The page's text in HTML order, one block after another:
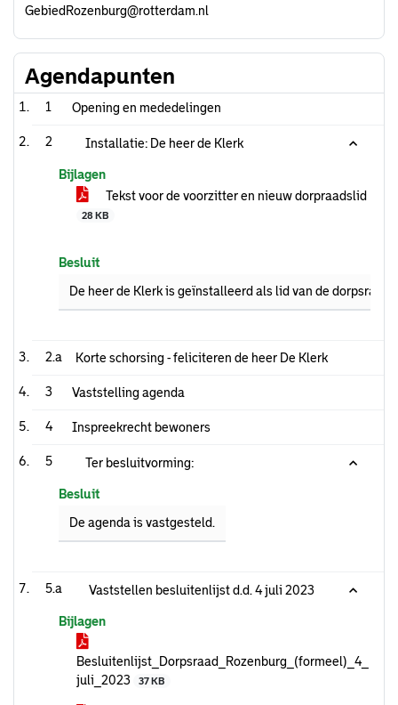
GebiedRozenburg@rotterdam.nl
Agendapunten
1 Opening en mededelingen
2 Installatie: De heer de Klerk
Bijlagen
Tekst voor de voorzitter en nieuw dorpraadslid
28 KB
Besluit
De heer de Klerk is geïnstalleerd als lid van de dorpsraad
2.a Korte schorsing - feliciteren de heer De Klerk
3 Vaststelling agenda
4 Inspreekrecht bewoners
5 Ter besluitvorming:
Besluit
De agenda is vastgesteld.
5.a Vaststellen besluitenlijst d.d. 4 juli 2023
Bijlagen
Besluitenlijst_Dorpsraad_Rozenburg_(formeel)_4_
juli_2023
37 KB